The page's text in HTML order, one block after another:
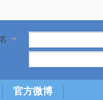
官方微博